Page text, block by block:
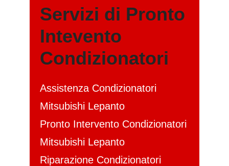
Servizi di Pronto
Intevento
Condizionatori
Assistenza Condizionatori
Mitsubishi Lepanto
Pronto Intervento Condizionatori
Mitsubishi Lepanto
Riparazione Condizionatori